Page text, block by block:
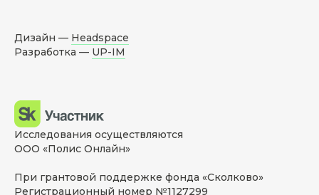
Дизайн — Headspace
Разработка — UP-IM
Исследования осуществляются
ООО «Полис Онлайн»
При грантовой поддержке фонда «Сколково»
Регистрационный номер №1127299